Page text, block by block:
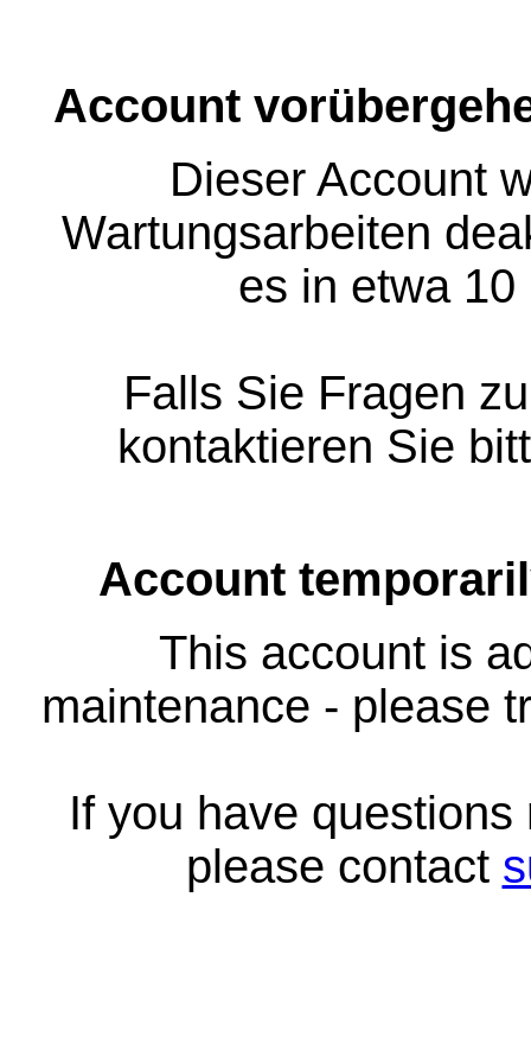
Account
Dieser Account
Wartungsarbeiten
es in etwa
Falls Sie Fragen
kontaktieren Sie
Account
This account is
maintenance - please
If you have
please contact